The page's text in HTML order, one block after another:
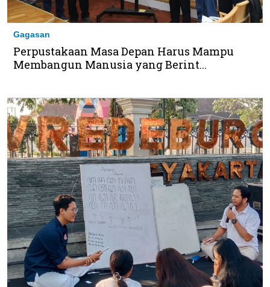
Gagasan
Perpustakaan Masa Depan Harus Mampu
Membangun Manusia yang Berint...